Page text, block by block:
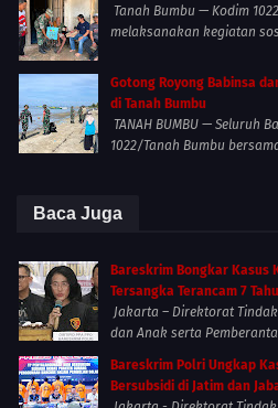
Tanah Bumbu — Kodim
melaksanakan kegiatan
Gotong Royong Babinsa
di Tanah Bumbu
TANAH BUMBU — Seluruh
1022/Tanah Bumbu
Baca Juga
Bareskrim Bongkar Kasus
Tersangka Terancam 7
Jakarta – Direktorat
dan Anak serta
Bareskrim Polri Ungkap
Bersubsidi di Jatim dan